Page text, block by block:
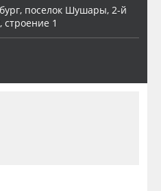
поселок Шушары, 2-й
строение 1